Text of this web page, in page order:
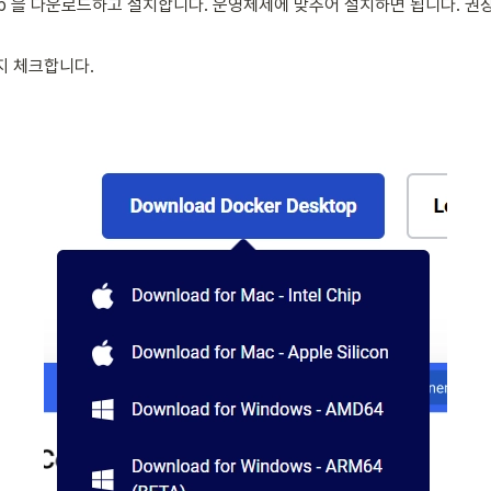
다운로드하고 설치합니다. 운영체제에 맞추어 설치하면 됩니다. 권
체크합니다.